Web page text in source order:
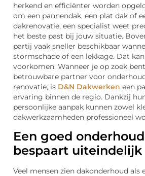
herkend en efficiënter worden
om een pannendak, een plat dak of
dakrenovatie, een specialist weet
het beste past bij jouw situatie.
partij vaak sneller beschikbaar
stormschade of een lekkage. Dat
voorkomen. Wanneer je op zoek
betrouwbare partner voor
renovatie, is D&N Dakwerken een
ervaring binnen de regio. Dankzij
persoonlijke aanpak kunnen zowel
dakwerkzaamheden professioneel
Een goed
bespaart uiteindelijk
Veel mensen zien dakonderhoud als